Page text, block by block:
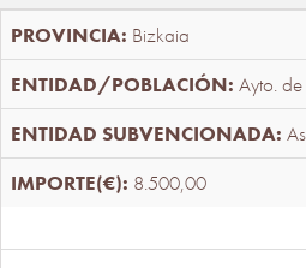
Bizkaia
Ayto.
8.500,00